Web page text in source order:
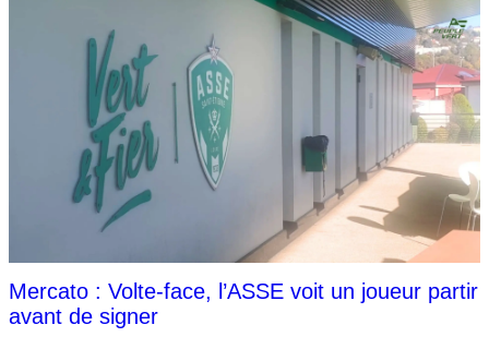
Mercato : Volte-face, l’ASSE voit un joueur partir
avant de signer